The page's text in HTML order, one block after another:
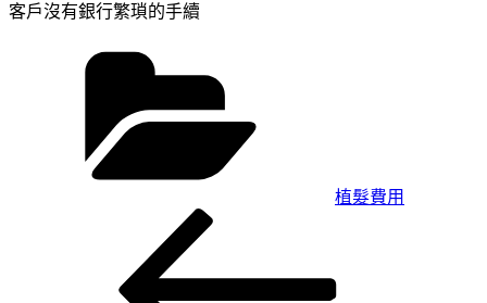
客戶沒有銀行繁瑣的手續
植髮費用